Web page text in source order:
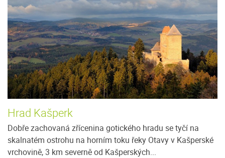
Hrad Kašperk
Dobře zachovaná zřícenina gotického hradu se tyčí na
skalnatém ostrohu na horním toku řeky Otavy v Kašperské
vrchovině, 3 km severně od Kašperských...